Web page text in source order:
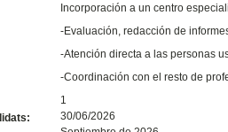
Incorporación a un centro
-Evaluación, redacción de
-Atención directa a las personas
-Coordinación con el resto de
1
30/06/2026